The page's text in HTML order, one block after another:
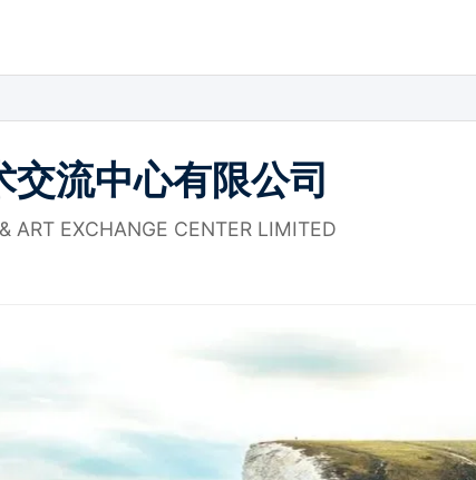
流中心有限公司
ART EXCHANGE CENTER LIMITED